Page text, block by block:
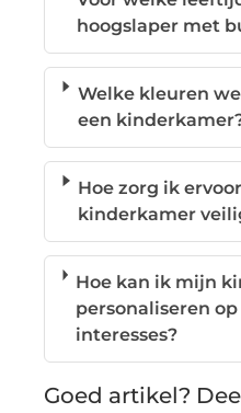
hoogslaper met
Welke kleuren
een
Hoe zorg ik
kinderkamer
Hoe kan ik mijn
personaliseren op
interesses?
Goed artikel?